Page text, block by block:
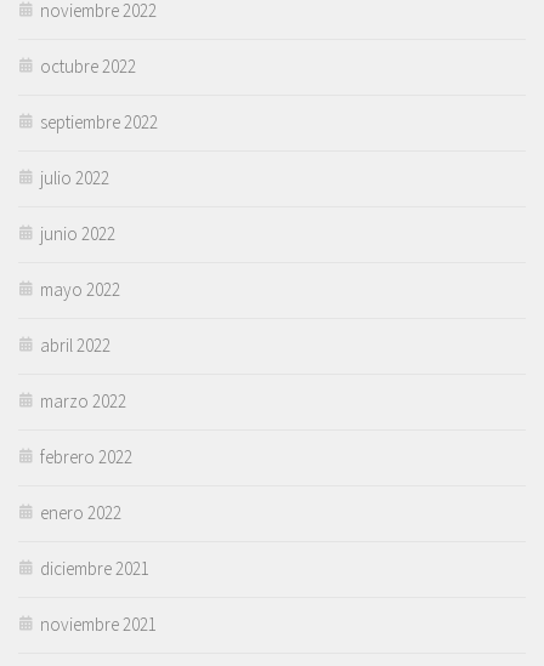
noviembre 2022
octubre 2022
septiembre 2022
julio 2022
junio 2022
mayo 2022
abril 2022
marzo 2022
febrero 2022
enero 2022
diciembre 2021
noviembre 2021